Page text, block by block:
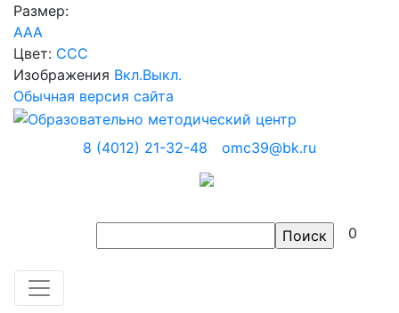
Размер:
AAA
Цвет: CCC
Изображения Вкл.Выкл.
Обычная версия сайта
8 (4012) 21-32-48 omc39@bk.ru
0